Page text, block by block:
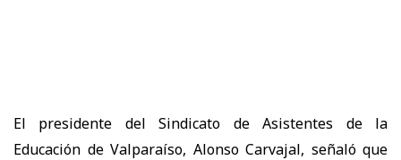
El presidente del Sindicato de Asistentes de la
Educación de Valparaíso, Alonso Carvajal, señaló que